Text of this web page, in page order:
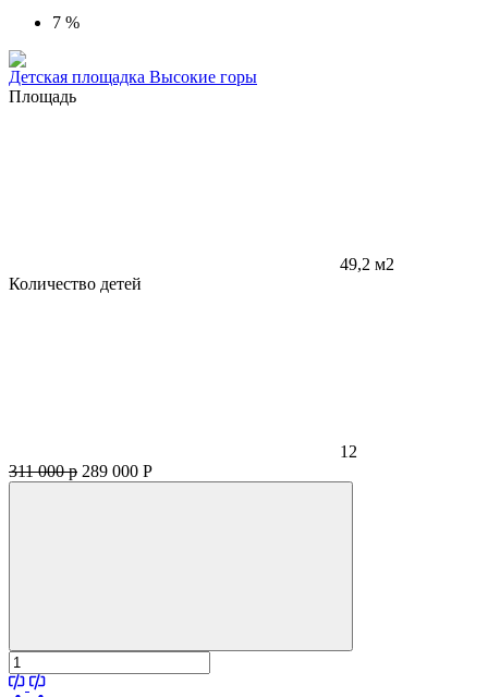
7 %
Детская площадка Высокие горы
Площадь
49,2 м2
Количество детей
12
311 000 р 289 000 Р